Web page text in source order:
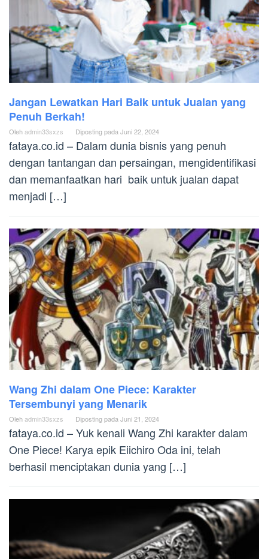
Jangan Lewatkan Hari Baik untuk Jualan yang
Penuh Berkah!
Olehadmin33sxzs Diposting pada Juni 22, 2024
fataya.co.id – Dalam dunia bisnis yang penuh
dengan tantangan dan persaingan, mengidentifikasi
dan memanfaatkan hari baik untuk jualan dapat
menjadi […]
Wang Zhi dalam One Piece: Karakter
Tersembunyi yang Menarik
Olehadmin33sxzs Diposting pada Juni 21, 2024
fataya.co.id – Yuk kenali Wang Zhi karakter dalam
One Piece! Karya epik Eiichiro Oda ini, telah
berhasil menciptakan dunia yang […]